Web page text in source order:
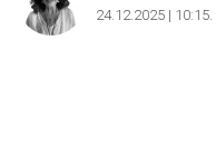
24.12.2025 | 10:15